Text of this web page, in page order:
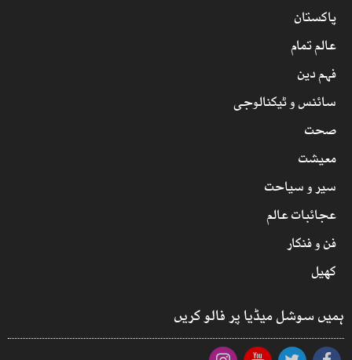
پاکستان
عالم تمام
فہم دین
سائنس و ٹیکنالوجی
صحت
معیشت
سیر و سیاحت
عجائبات عالم
فن و فنکار
کھیل
ہمیں سوشل میڈیا پر فالو کریں